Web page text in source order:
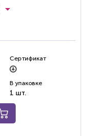
Сертификат
В упаковке
1 шт.